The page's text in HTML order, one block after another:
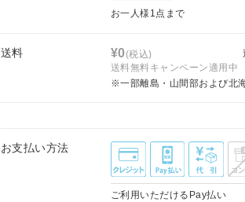
お一人様1点まで
送料 ¥0(税込)
送料無料キャンペーン適用中
※一部離島・山間部および北
お支払い方法
ご利用いただけるPay払い